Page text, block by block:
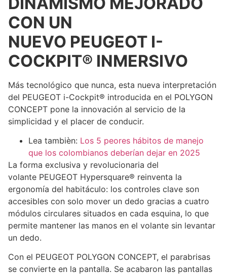
CON UN
NUEVO PEUGEOT I-
COCKPIT® INMERSIVO
Más tecnológico que nunca, esta nueva interpretación
del PEUGEOT i-Cockpit® introducida en el POLYGON
CONCEPT pone la innovación al servicio de la
simplicidad y el placer de conducir.
Lea tambièn: Los 5 peores hábitos de manejo
que los colombianos deberían dejar en 2025
La forma exclusiva y revolucionaria del
volante PEUGEOT Hypersquare® reinventa la
ergonomía del habitáculo: los controles clave son
accesibles con solo mover un dedo gracias a cuatro
módulos circulares situados en cada esquina, lo que
permite mantener las manos en el volante sin levantar
un dedo.
Con el PEUGEOT POLYGON CONCEPT, el parabrisas
se convierte en la pantalla. Se acabaron las pantallas